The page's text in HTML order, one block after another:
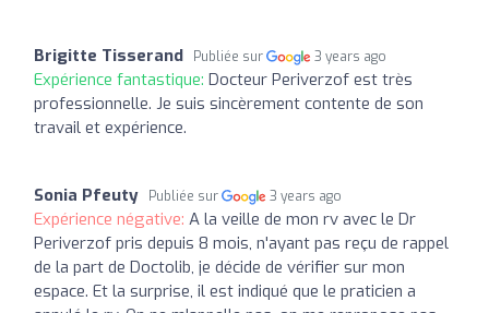
Brigitte Tisserand Publiée sur 3 years ago
Expérience fantastique: Docteur Periverzof est très
professionnelle. Je suis sincèrement contente de son
travail et expérience.
Sonia Pfeuty Publiée sur 3 years ago
Expérience négative: A la veille de mon rv avec le Dr
Periverzof pris depuis 8 mois, n'ayant pas reçu de rappel
de la part de Doctolib, je décide de vérifier sur mon
espace. Et la surprise, il est indiqué que le praticien a